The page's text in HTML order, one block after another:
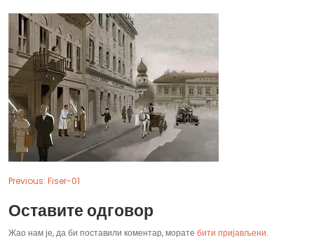
Previous: Fiser-01
Оставите одговор
Жао нам је, да би поставили коментар, морате бити пријављени.